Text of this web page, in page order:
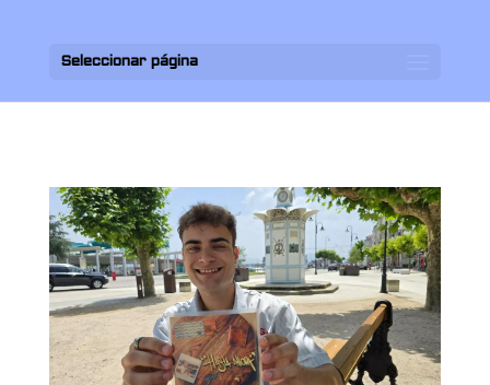
Seleccionar página